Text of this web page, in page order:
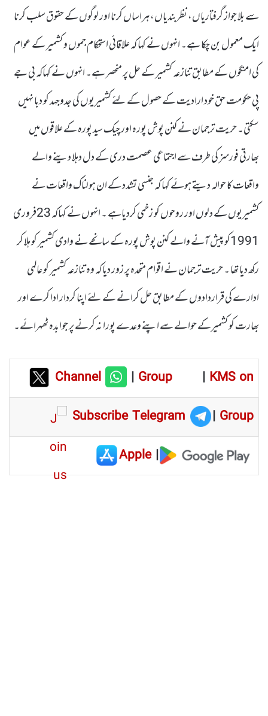
سے بلا جواز گرفتاریاں، نظربندیاں، ہراساں کرنا اور لوگوں کے حقوق سلب کرنا
ایک معمول بن چکا ہے۔ انہوں نے کہا کہ علاقائی استحکام جموں و کشمیر کے عوام
کی امنگوں کے مطابق تنازعہ کشمیر کے حل پر منحصر ہے۔ انہوں نے کہاکہ بی جے
پی حکومت حق خود ارادیت کے حصول کے لئے کشمیریوں کی جدوجہد کو دبا نہیں
سکتی۔ حریت ترجمان نے کنن پوش پورہ اور چیک سید پورہ کے علاقوں میں
بھارتی فورسز کی طرف سے اجتماعی عصمت دری کے دل دہلا دینے والے
واقعات کا حوالہ دیتے ہوئے کہا کہ جنسی تشدد کے ان ہولناک واقعات نے
کشمیریوں کے دلوں اور روحوں کو زخمی کردیاہے ۔ انہوں نے کہاکہ 23فروری
1991کو پیش آنے والے کنن پوش پورہ کے سانحے نے وادی کشمیر کو ہلا کر
رکھ دیا تھا ۔ حریت ترجمان نے اقوام متحدہ پر زور دیا کہ وہ تنازعہ کشمیر کو عالمی
ادارے کی قراردادوں کے مطابق حل کرانے کے لئے اپنا کردار ادا کرے اور
بھارت کو کشمیرکے حوالے سے اپنے وعدے پورا نہ کرنے پر جوابدہ ٹھہرائے۔
Channel |Group | KMS on
Subscribe Telegram
| Group
|
Apple